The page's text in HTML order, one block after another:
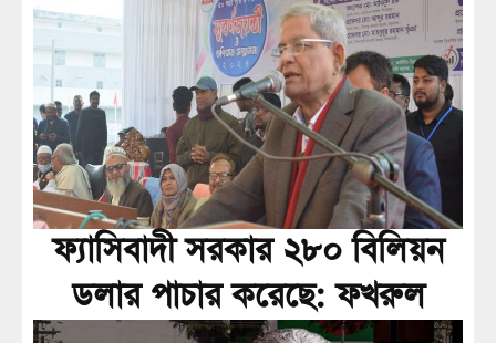
ফ্যাসিবাদী সরকার ২৮০ বিলিয়ন
ডলার পাচার করেছে: ফখরুল